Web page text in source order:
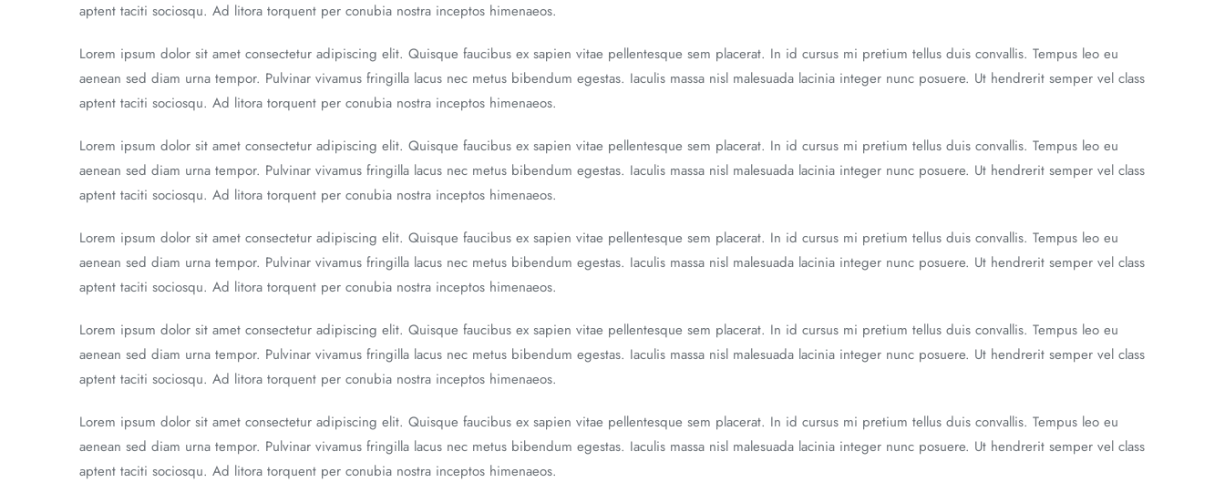
aptent taciti sociosqu. Ad litora torquent per conubia nostra inceptos himenaeos.
Lorem ipsum dolor sit amet consectetur adipiscing elit. Quisque faucibus ex sapien vitae pellentesque sem placerat. In id cursus mi pretium tellus duis convallis. Tempus leo eu
aenean sed diam urna tempor. Pulvinar vivamus fringilla lacus nec metus bibendum egestas. Iaculis massa nisl malesuada lacinia integer nunc posuere. Ut hendrerit semper vel class
aptent taciti sociosqu. Ad litora torquent per conubia nostra inceptos himenaeos.
Lorem ipsum dolor sit amet consectetur adipiscing elit. Quisque faucibus ex sapien vitae pellentesque sem placerat. In id cursus mi pretium tellus duis convallis. Tempus leo eu
aenean sed diam urna tempor. Pulvinar vivamus fringilla lacus nec metus bibendum egestas. Iaculis massa nisl malesuada lacinia integer nunc posuere. Ut hendrerit semper vel class
aptent taciti sociosqu. Ad litora torquent per conubia nostra inceptos himenaeos.
Lorem ipsum dolor sit amet consectetur adipiscing elit. Quisque faucibus ex sapien vitae pellentesque sem placerat. In id cursus mi pretium tellus duis convallis. Tempus leo eu
aenean sed diam urna tempor. Pulvinar vivamus fringilla lacus nec metus bibendum egestas. Iaculis massa nisl malesuada lacinia integer nunc posuere. Ut hendrerit semper vel class
aptent taciti sociosqu. Ad litora torquent per conubia nostra inceptos himenaeos.
Lorem ipsum dolor sit amet consectetur adipiscing elit. Quisque faucibus ex sapien vitae pellentesque sem placerat. In id cursus mi pretium tellus duis convallis. Tempus leo eu
aenean sed diam urna tempor. Pulvinar vivamus fringilla lacus nec metus bibendum egestas. Iaculis massa nisl malesuada lacinia integer nunc posuere. Ut hendrerit semper vel class
aptent taciti sociosqu. Ad litora torquent per conubia nostra inceptos himenaeos.
Lorem ipsum dolor sit amet consectetur adipiscing elit. Quisque faucibus ex sapien vitae pellentesque sem placerat. In id cursus mi pretium tellus duis convallis. Tempus leo eu
aenean sed diam urna tempor. Pulvinar vivamus fringilla lacus nec metus bibendum egestas. Iaculis massa nisl malesuada lacinia integer nunc posuere. Ut hendrerit semper vel class
aptent taciti sociosqu. Ad litora torquent per conubia nostra inceptos himenaeos.